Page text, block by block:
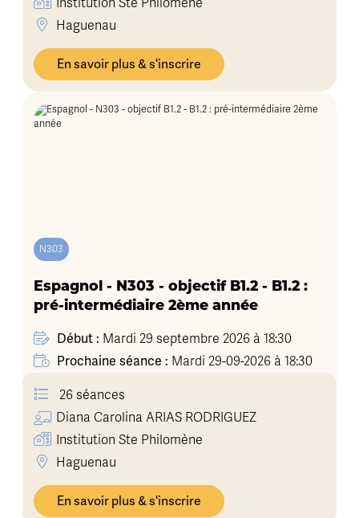
Institution Ste Philomène
Haguenau
En savoir plus & s'inscrire
N303
Espagnol - N303 - objectif B1.2 - B1.2 :
pré-intermédiaire 2ème année
Début : Mardi 29 septembre 2026 à 18:30
Prochaine séance : Mardi 29-09-2026 à 18:30
26 séances
Diana Carolina ARIAS RODRIGUEZ
Institution Ste Philomène
Haguenau
En savoir plus & s'inscrire